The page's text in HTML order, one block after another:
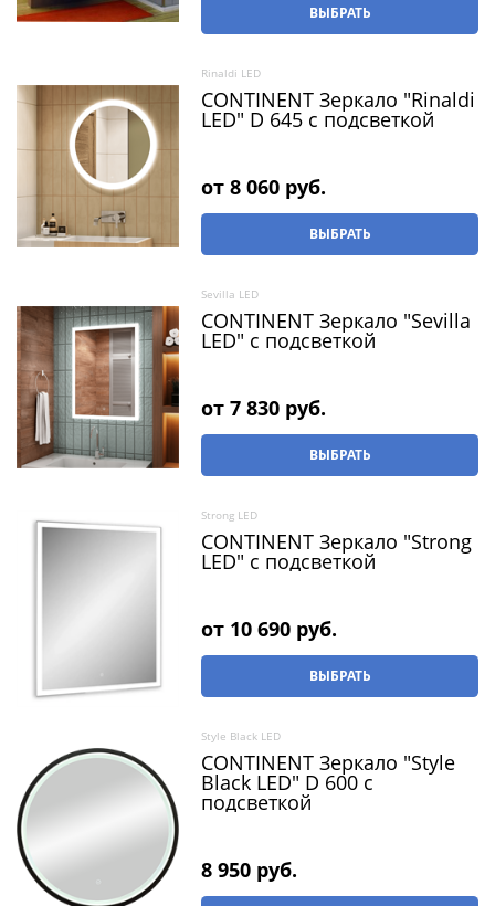
ВЫБРАТЬ
Rinaldi LED
CONTINENT Зеркало "Rinaldi
LED" D 645 c подсветкой
от8 060 руб.
ВЫБРАТЬ
Sevilla LED
CONTINENT Зеркало "Sevilla
LED" с подсветкой
от7 830 руб.
ВЫБРАТЬ
Strong LED
CONTINENT Зеркало "Strong
LED" c подсветкой
от 10 690 руб.
ВЫБРАТЬ
Style Black LED
CONTINENT Зеркало "Style
Black LED" D 600 c
подсветкой
8 950 руб.